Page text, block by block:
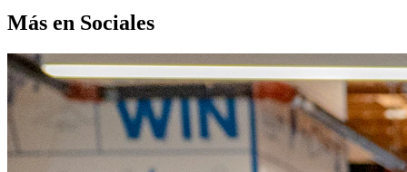
Más en Sociales